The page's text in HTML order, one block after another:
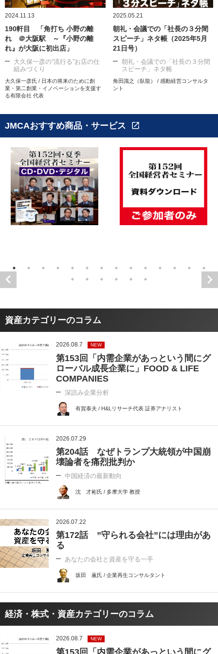
2024.11.13
190軒目 「角打ち 小野の離
れ ＠大阪駅 ～『小野の離
れ』が大阪に初出店」
大久保一彦の“流行る”お店の仕
組みづくり
大久保一彦氏 / 日本の将来のために創
業・第二創業・イノベーションを支援す
る有限会社 代表
2025.05.21
朝礼・会議での「社長の３分間
スピーチ」ネタ帳（2025年5月
21日号）
朝礼・会議での「社長の３分間
スピーチ」ネタ帳
角田識之（臥龍） / 感動経営コンサルタ
ント
JMCAおすすめ商品・サービス open_in_new
資産カテゴリーのコラム
2026.08.7 NEW
第153回「内需企業があっという間にグ
ローバル成長企業に」FOOD & LIFE
COMPANIES
深読み企業分析
有賀泰夫 / H&Lリサーチ代表 証券アナリスト
2026.07.29
第204話 なぜトランプ大統領が中国崩
壊論者を痛烈批判か
中国経済の最新動向
沈 才彬氏 / 多摩大学 教授
2026.07.22
第172話 ”守られる会社”には理由があ
る
あなたの会社と資産を守る一手
坂田 薫氏 / 企業再生コンサルタント
経済・株式・資産カテゴリーのコラム
2026.08.7 NEW